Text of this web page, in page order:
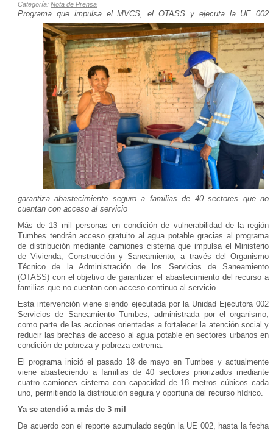
Categoría: Nota de Prensa
Programa que impulsael MVCS, el OTASS y ejecuta la UE 002
garantiza abastecimiento seguro a familias de 40 sectores que no
cuentan con acceso al servicio
Más de 13 mil personas en condición de vulnerabilidad de la región
Tumbes tendrán acceso gratuito al agua potable gracias al programa
de distribución mediante camiones cisterna que impulsa el Ministerio
de Vivienda, Construcción y Saneamiento, a través del Organismo
Técnico de la Administración de los Servicios de Saneamiento
(OTASS) con el objetivo de garantizar el abastecimiento del recurso a
familias que no cuentan con acceso continuo al servicio.
Esta intervención viene siendo ejecutada por la Unidad Ejecutora 002
Servicios de Saneamiento Tumbes, administrada por el organismo,
como parte de las acciones orientadas a fortalecer la atención social y
reducir las brechas de acceso al agua potable en sectores urbanos en
condición de pobreza y pobreza extrema.
El programa inició el pasado 18 de mayo en Tumbes y actualmente
viene abasteciendo a familias de 40 sectores priorizados mediante
cuatro camiones cisterna con capacidad de 18 metros cúbicos cada
uno, permitiendo la distribución segura y oportuna del recurso hídrico.
Ya se atendió a más de 3 mil
De acuerdo con el reporte acumulado según la UE 002, hasta la fecha